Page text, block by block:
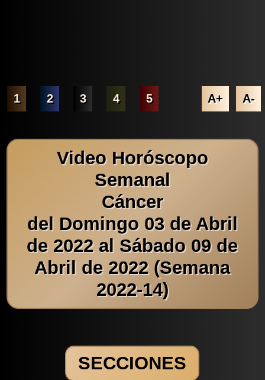
1 2 3 4 5 A+ A-
Video Horóscopo
Semanal
Cáncer
del Domingo 03 de Abril
de 2022 al Sábado 09 de
Abril de 2022 (Semana
2022-14)
SECCIONES